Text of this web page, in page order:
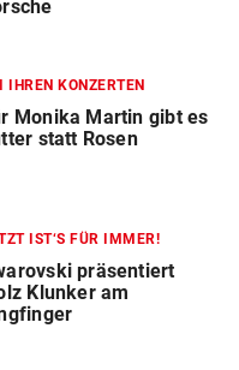
IHREN KONZERTEN
Monika Martin gibt es
statt Rosen
IST‘S FÜR IMMER!
präsentiert
Klunker am